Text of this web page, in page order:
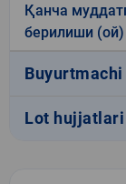
Қанча
берилиши (ой)
Lot hujjatlari